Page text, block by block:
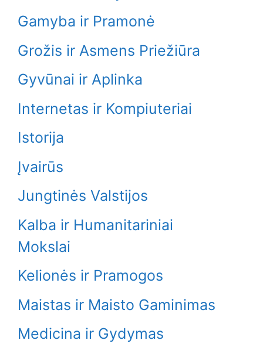
Gamyba ir Pramonė
Grožis ir Asmens Priežiūra
Gyvūnai ir Aplinka
Internetas ir Kompiuteriai
Istorija
Įvairūs
Jungtinės Valstijos
Kalba ir Humanitariniai
Mokslai
Kelionės ir Pramogos
Maistas ir Maisto Gaminimas
Medicina ir Gydymas